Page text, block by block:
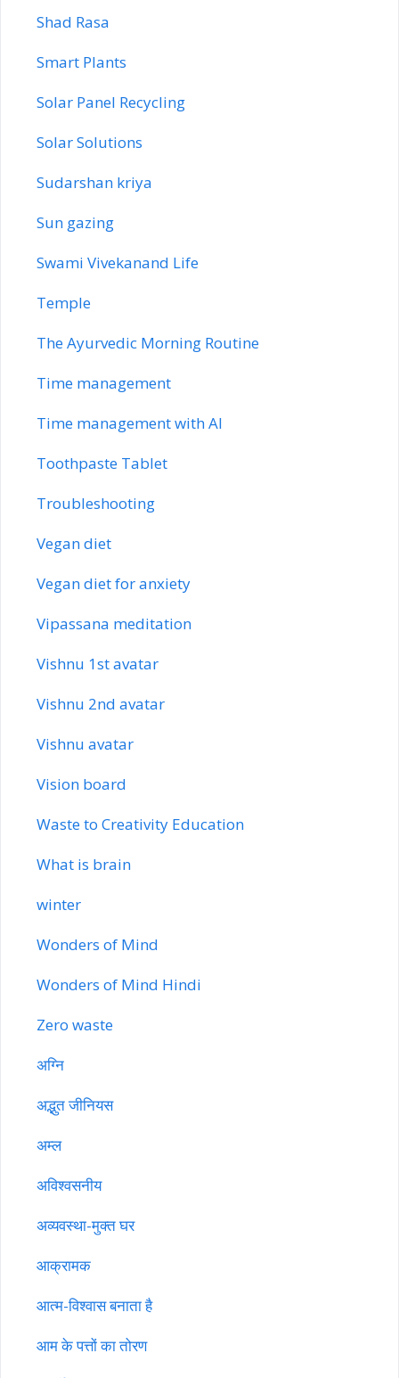
Shad Rasa
Smart Plants
Solar Panel Recycling
Solar Solutions
Sudarshan kriya
Sun gazing
Swami Vivekanand Life
Temple
The Ayurvedic Morning Routine
Time management
Time management with AI
Toothpaste Tablet
Troubleshooting
Vegan diet
Vegan diet for anxiety
Vipassana meditation
Vishnu 1st avatar
Vishnu 2nd avatar
Vishnu avatar
Vision board
Waste to Creativity Education
What is brain
winter
Wonders of Mind
Wonders of Mind Hindi
Zero waste
अग्नि
अद्भुत जीनियस
अम्ल
अविश्वसनीय
अव्यवस्था-मुक्त घर
आक्रामक
आत्म-विश्वास बनाता है
आम के पत्तों का तोरण